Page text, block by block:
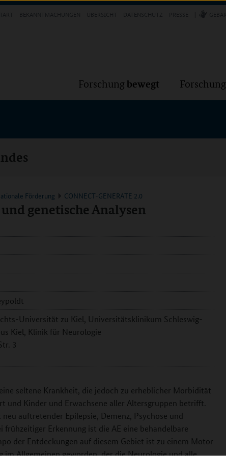
Forschung bewegt Forschung
Förderung CONNECT-GENERATE 2.0
genetische Analysen
Universität zu Kiel, Universitätsklinikum Schleswig-
Kiel, Klinik für Neurologie
3
seltene Krankheit, die jedoch zu erheblicher Morbidität
und Kinder und Erwachsene aller Altersgruppen betrifft.
auftretender Epilepsie, Demenz, Psychose und
Erkennung ist die AE eine behandelbare
der Entdeckungen auf diesem Gebiet ist zu einem Motor
Allgemeinen geworden, der die Neurologie und alle
Forschung